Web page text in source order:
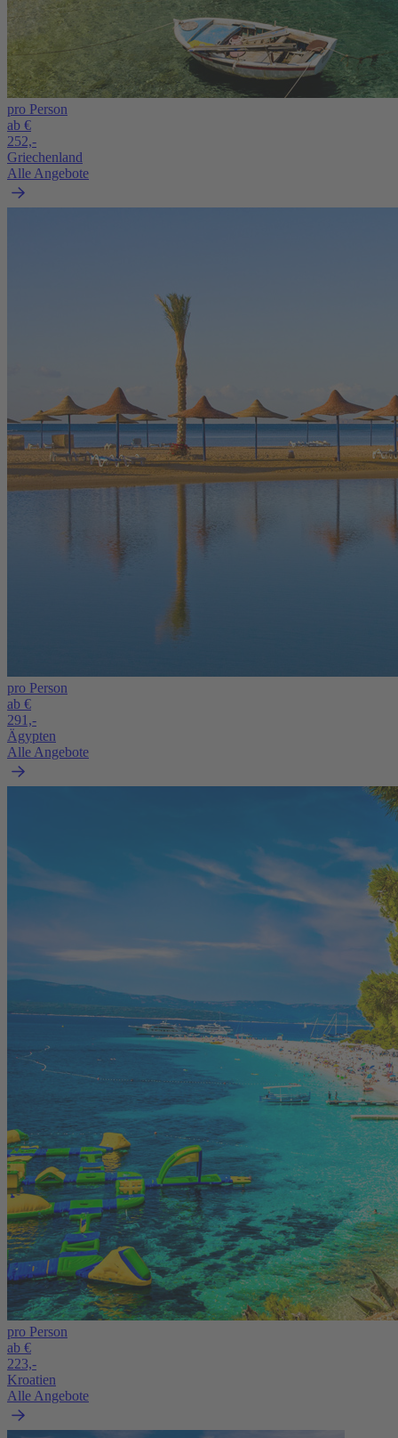
pro Person
ab €
252,-
Griechenland
Alle Angebote
pro Person
ab €
291,-
Ägypten
Alle Angebote
pro Person
ab €
223,-
Kroatien
Alle Angebote